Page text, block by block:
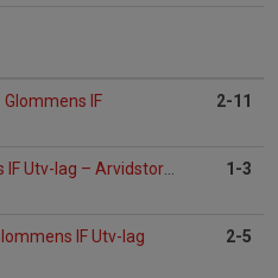
Glommens IF 2-11
IF Utv-lag – Arvidstorps IK U 1-3
IF Utv-lag 2-5